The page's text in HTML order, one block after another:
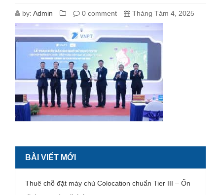
by: Admin 0 comment Tháng Tám 4, 2025
BÀI VIẾT MỚI
Thuê chỗ đặt máy chủ Colocation chuẩn Tier III – Ổn